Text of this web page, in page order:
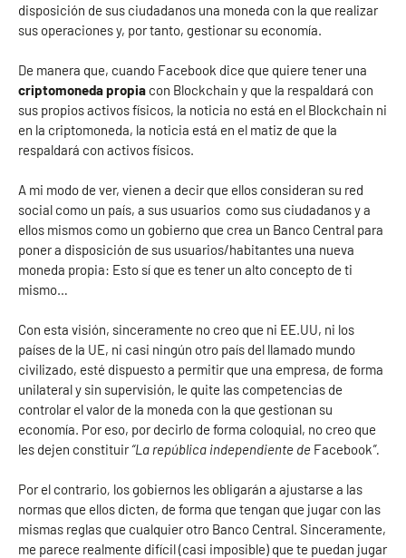
disposición de sus ciudadanos una moneda con la que realizar
sus operaciones y, por tanto, gestionar su economía.
De manera que, cuando Facebook dice que quiere tener una
criptomoneda propia con Blockchain y que la respaldará con
sus propios activos físicos, la noticia no está en el Blockchain ni
en la criptomoneda, la noticia está en el matiz de que la
respaldará con activos físicos.
A mi modo de ver, vienen a decir que ellos consideran su red
social como un país, a sus usuarios como sus ciudadanos y a
ellos mismos como un gobierno que crea un Banco Central para
poner a disposición de sus usuarios/habitantes una nueva
moneda propia: Esto sí que es tener un alto concepto de ti
mismo…
Con esta visión, sinceramente no creo que ni EE.UU, ni los
países de la UE, ni casi ningún otro país del llamado mundo
civilizado, esté dispuesto a permitir que una empresa, de forma
unilateral y sin supervisión, le quite las competencias de
controlar el valor de la moneda con la que gestionan su
economía. Por eso, por decirlo de forma coloquial, no creo que
les dejen constituir“La república independiente de Facebook”.
Por el contrario, los gobiernos les obligarán a ajustarse a las
normas que ellos dicten, de forma que tengan que jugar con las
mismas reglas que cualquier otro Banco Central. Sinceramente,
me parece realmente difícil (casi imposible) que te puedan jugar